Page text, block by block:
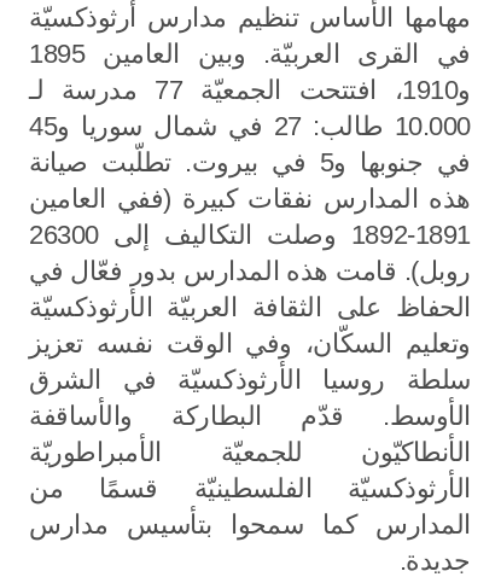
مهامها الأساس تنظيم مدارس أرثوذكسيّة
في القرى العربيّة. وبين العامين 1895
و1910، افتتحت الجمعيّة 77 مدرسة لـ
10.000 طالب: 27 في شمال سوريا و45
في جنوبها و5 في بيروت. تطلّبت صيانة
هذه المدارس نفقات كبيرة (ففي العامين
1891-1892 وصلت التكاليف إلى 26300
روبل). قامت هذه المدارس بدور فعّال في
الحفاظ على الثقافة العربيّة الأرثوذكسيّة
وتعليم السكّان، وفي الوقت نفسه تعزيز
سلطة روسيا الأرثوذكسيّة في الشرق
الأوسط. قدّم البطاركة والأساقفة
الأنطاكيّون للجمعيّة الأمبراطوريّة
الأرثوذكسيّة الفلسطينيّة قسمًا من
المدارس كما سمحوا بتأسيس مدارس
جديدة.